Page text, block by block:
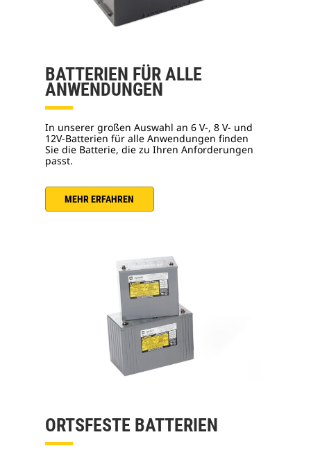
BATTERIEN FÜR ALLE
ANWENDUNGEN
In unserer großen Auswahl an 6 V-, 8 V- und
12V-Batterien für alle Anwendungen finden
Sie die Batterie, die zu Ihren Anforderungen
passt.
MEHR ERFAHREN
ORTSFESTE BATTERIEN